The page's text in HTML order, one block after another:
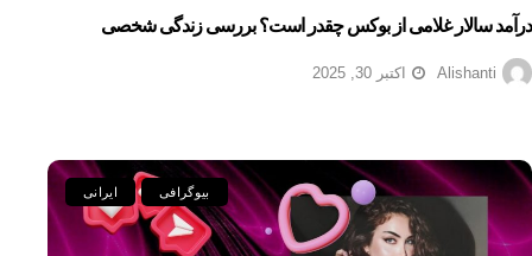
درآمد سالار غلامی از بوکس چقدر است؟ بررسی زندگی شخصی
Alishanti اکتبر 30, 2025
ایرانی بیوگرافی